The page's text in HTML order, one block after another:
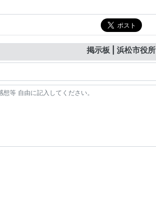
掲示板 | 浜松市役所